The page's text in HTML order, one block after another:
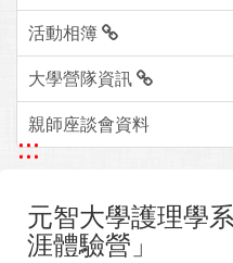
活動相簿
大學營隊資訊
親師座談會資料
:::
元智大學護理學
涯體驗營」